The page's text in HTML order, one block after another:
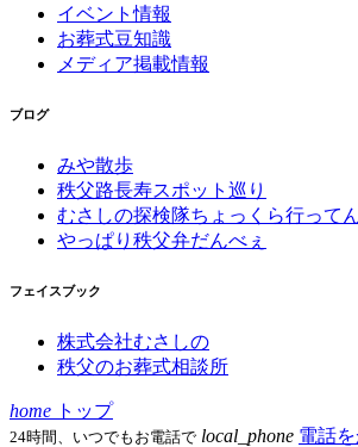
イベント情報
お葬式豆知識
メディア掲載情報
ブログ
みや散歩
秩父路長寿スポット巡り
むさしの探検隊ちょっくら行って
やっぱり秩父弁だんべぇ
フェイスブック
株式会社むさしの
秩父のお葬式相談所
home トップ
24時間、いつでもお電話で local_phone 電話